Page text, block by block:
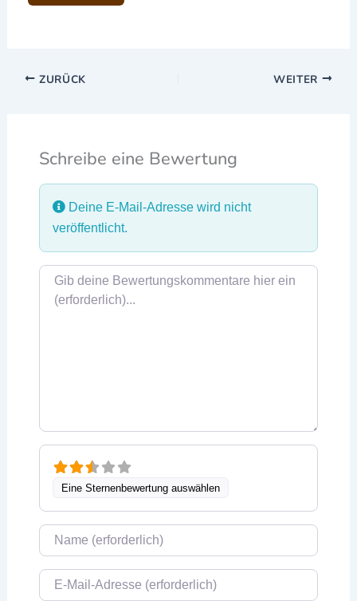
ZURÜCK WEITER
Schreibe eine Bewertung
Deine E-Mail-Adresse wird nicht
veröffentlicht.
Rezensionstext
Eine Sternenbewertung auswählen
Name
E-Mail